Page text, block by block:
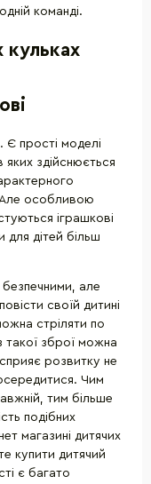
команді.
кульках
Є прості моделі
здійснюється
Але особливою
іграшкові
для дітей більш
безпечними, але
своїй дитині
стріляти по
такої зброї можна
розвитку не
Чим
тим більше
подібних
магазині дитячих
купити дитячий
є багато